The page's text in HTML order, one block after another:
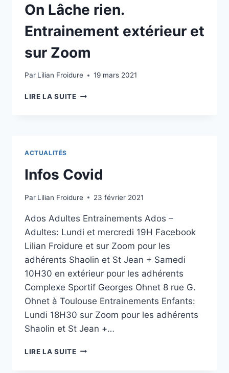
On Lâche rien.
Entrainement extérieur et
sur Zoom
Par Lilian Froidure 19 mars 2021
LIRE LA SUITEON
ZOOM
ACTUALITÉS
Infos Covid
Par Lilian Froidure 23 février 2021
Ados Adultes Entrainements Ados –
Adultes: Lundi et mercredi 19H Facebook
Lilian Froidure et sur Zoom pour les
adhérents Shaolin et St Jean + Samedi
10H30 en extérieur pour les adhérents
Complexe Sportif Georges Ohnet 8 rue G.
Ohnet à Toulouse Entrainements Enfants:
Lundi 18H30 sur Zoom pour les adhérents
Shaolin et St Jean +…
LIRE LA SUITEINFOS